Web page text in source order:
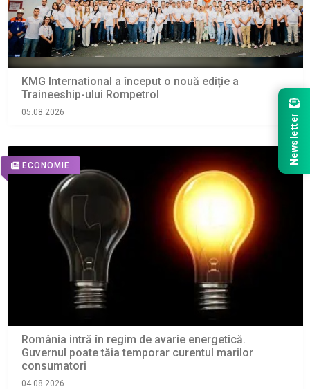
KMG International a început o nouă ediție a
Traineeship-ului Rompetrol
05.08.2026
ECONOMIE
România intră în regim de avarie energetică.
Guvernul poate tăia temporar curentul marilor
consumatori
04.08.2026
Newsletter